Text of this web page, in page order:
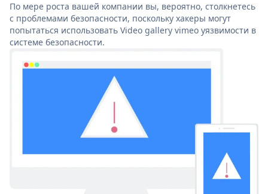
По мере роста вашей компании вы, вероятно, столкнетесь
с проблемами безопасности, поскольку хакеры могут
попытаться использовать Video gallery vimeo уязвимости в
системе безопасности.